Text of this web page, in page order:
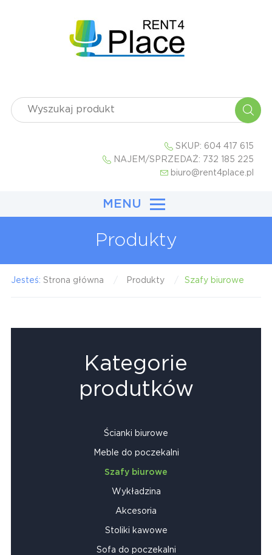
SKUP: 604 417 615
NAJEM/SPRZEDAŻ: 732 185 225
biuro@rent4place.pl
MENU
Produkty
Jesteś: Strona główna Produkty Szafy biurowe
Kategorie
produtków
Ścianki biurowe
Meble do poczekalni
Szafy biurowe
Wykładzina
Akcesoria
Stoliki kawowe
Sofa do poczekalni